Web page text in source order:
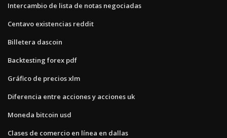
Intercambio de lista de notas negociadas
Centavo existencias reddit
Billetera dascoin
Backtesting forex pdf
Gráfico de precios xlm
Diferencia entre acciones y acciones uk
Moneda bitcoin usd
Clases de comercio en línea en dallas